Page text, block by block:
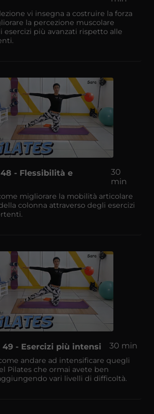
vi insegna a costruire la forza
la percezione muscolare
esercizi più avanzati rispetto alle
- Flessibilità e
30
min
migliorare la mobilità articolare
colonna attraverso degli esercizi
49 - Esercizi più intensi 30 min
andare ad intensificare quegli
Pilates che ormai avete ben
vari livelli di difficoltà.